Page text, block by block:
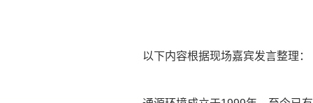
以下内容根据现场嘉宾发言整理：